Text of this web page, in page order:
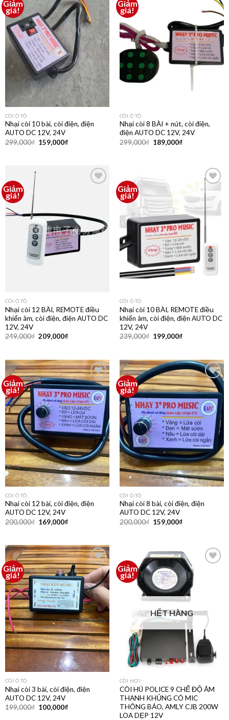
Giảm
giá!
Thêm
yêu
CÒI Ô TÔ
Nhại còi 10 bài, còi điện, điện
AUTO DC 12V, 24V
299,000₫ 159,000₫
Giảm
giá!
Thêm
vào
thích
CÒI Ô TÔ
Nhại còi 8 BÀI + nút, còi điện,
điện AUTO DC 12V, 24V
299,000₫ 189,000₫
Giảm
giá!
CÒI Ô TÔ
Nhại còi 12 BÀI, REMOTE điều
khiển âm, còi điện, điện AUTO DC
12V, 24V
249,000₫ 209,000₫
Giảm
giá!
Thêm
vào
yêu
CÒI Ô TÔ
Nhại còi 10 BÀI, REMOTE điều
khiển âm, còi điện, điện AUTO DC
12V, 24V
239,000₫ 199,000₫
Giảm
giá!
Thêm
vào
yêu
thích
CÒI Ô TÔ
Nhại còi 12 bài, còi điện, điện
AUTO DC 12V, 24V
200,000₫ 169,000₫
Giảm
giá!
Thêm
vào
yêu
thích
CÒI Ô TÔ
Nhại còi 8 bài, còi điện, điện
AUTO DC 12V, 24V
200,000₫ 159,000₫
Giảm
giá!
Thêm
vào
yêu
thích
CÒI Ô TÔ
Nhại còi 3 bài, còi điện, điện
AUTO DC 12V, 24V
199,000₫ 100,000₫
Giảm
giá!
HẾT HÀNG
CÒI HƠI
CÒI HÚ POLICE 9 CHẾ ĐỘ ÂM
THANH KHỦNG CÓ MIC
THÔNG BÁO, AMLY CJB 200W
LOA DẸP 12V